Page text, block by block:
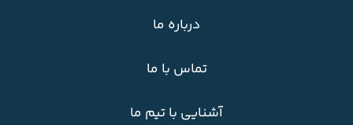
درباره ما
تماس با ما
آشنایی با تیم ما